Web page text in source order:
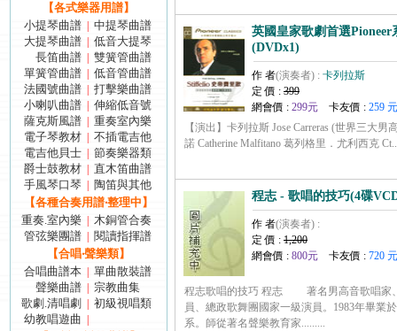
【各式樂器用譜】
小提琴曲譜
中提琴曲譜
大提琴曲譜
低音大提琴
長笛曲譜
雙簧管曲譜
單簧管曲譜
低音管曲譜
法國號曲譜
打擊樂曲譜
小喇叭曲譜
伸縮低音號
薩克斯風譜
重奏室內樂
電子琴教材
不插電吉他
電吉他貝士
節奏樂器類
爵士鼓教材
直木笛曲譜
手風琴口琴
陶笛與其他
【各種合奏用譜‧整理中】
重奏.室內樂
木銅管合奏
管弦樂團譜
閱讀指揮譜
【合唱‧聲樂類】
合唱曲譜本
單曲散裝譜
聲樂曲譜
宗教曲集
歌劇.清唱劇
初級視唱類
幼教唱遊曲
英國皇家歌劇首選Pioneer
(DVDx1)
作 者(演奏者) : 卡列拉斯
定 價 : 399
網會價 : 299元 卡友價 : 259 元
【演出】卡列拉斯 Jose Carreras (世界三大
諾 Catherine Malfitano 葛列格里．尤利西克
程志 - 歌唱的技巧(4碟
作 者(演奏者) :
定 價 : 1,200
網會價 : 800元 卡友價 : 720 元
程志歌唱的技巧 程志 著名男高音歌唱家
員、總政歌舞團國家一級演員。1983年畢業
系。師從著名聲樂教育家.........